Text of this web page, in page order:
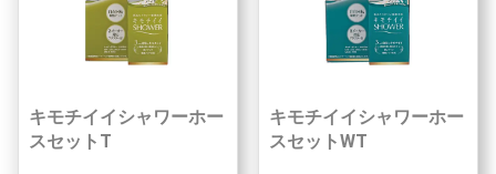
キモチイイシャワーホー
スセットT
キモチイイシャワーホー
スセットWT